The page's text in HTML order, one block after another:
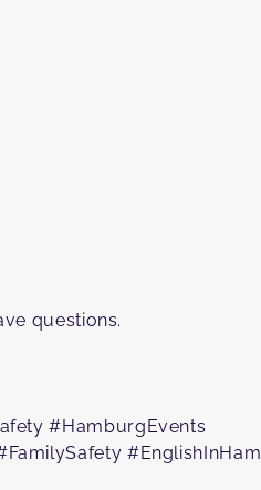
questions.⁠
#HamburgEvents